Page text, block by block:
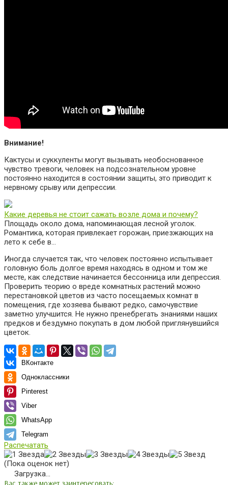
Внимание!
Кактусы и суккуленты могут вызывать необоснованное
чувство тревоги, человек на подсознательном уровне
постоянно находится в состоянии защиты, это приводит к
нервному срыву или депрессии.
Какие деревья не стоит сажать возле дома и почему?
Площадь около дома, напоминающая лесной уголок.
Романтика, которая привлекает горожан, приезжающих на
лето к себе в…
Иногда случается так, что человек постоянно испытывает
головную боль долгое время находясь в одном и том же
месте, как следствие начинается бессонница или депрессия.
Проверить теорию о вреде комнатных растений можно
перестановкой цветов из часто посещаемых комнат в
помещения, где хозяева бывают редко, самочувствие
заметно улучшится. Не нужно пренебрегать знаниями наших
предков и бездумно покупать в дом любой приглянувшийся
цветок.
ВКонтакте
Одноклассники
Pinterest
Viber
WhatsApp
Telegram
Распечатать
(Пока оценок нет)
Загрузка...